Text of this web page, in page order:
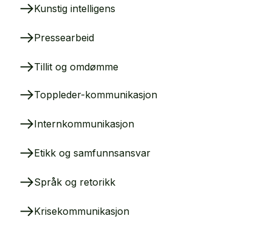
Kunstig intelligens
Pressearbeid
Tillit og omdømme
Toppleder-kommunikasjon
Internkommunikasjon
Etikk og samfunnsansvar
Språk og retorikk
Krisekommunikasjon